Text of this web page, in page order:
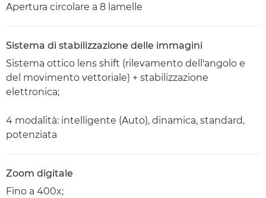
Apertura circolare a 8 lamelle
Sistema di stabilizzazione delle immagini
Sistema ottico lens shift (rilevamento dell'angolo e
del movimento vettoriale) + stabilizzazione
elettronica;
4 modalità: intelligente (Auto), dinamica, standard,
potenziata
Zoom digitale
Fino a 400x;